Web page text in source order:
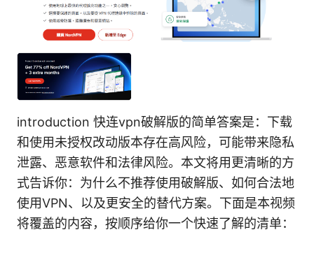
introduction 快连vpn破解版的简单答案是：下载
和使用未授权改动版本存在高风险，可能带来隐私
泄露、恶意软件和法律风险。本文将用更清晰的方
式告诉你：为什么不推荐使用破解版、如何合法地
使用VPN、以及更安全的替代方案。下面是本视频
将覆盖的内容，按顺序给你一个快速了解的清单：